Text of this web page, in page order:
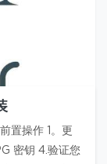
置操作 1。更
密钥 4.验证您